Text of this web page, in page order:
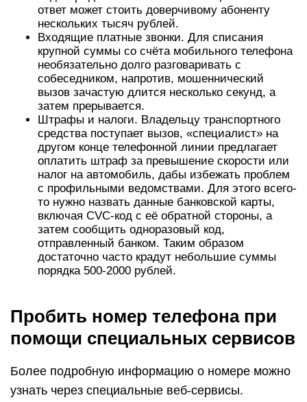
ответ может стоить доверчивому абоненту
нескольких тысяч рублей.
Входящие платные звонки. Для списания
крупной суммы со счёта мобильного телефона
необязательно долго разговаривать с
собеседником, напротив, мошеннический
вызов зачастую длится несколько секунд, а
затем прерывается.
Штрафы и налоги. Владельцу транспортного
средства поступает вызов, «специалист» на
другом конце телефонной линии предлагает
оплатить штраф за превышение скорости или
налог на автомобиль, дабы избежать проблем
с профильными ведомствами. Для этого всего-
то нужно назвать данные банковской карты,
включая CVC-код с её обратной стороны, а
затем сообщить одноразовый код,
отправленный банком. Таким образом
достаточно часто крадут небольшие суммы
порядка 500-2000 рублей.
Пробить номер телефона при
помощи специальных сервисов
Более подробную информацию о номере можно
узнать через специальные веб-сервисы.